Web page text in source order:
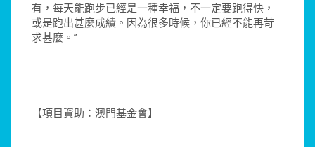
有，每天能跑步已經是一種幸福，不一定要跑得快，
或是跑出甚麼成績。因為很多時候，你已經不能再苛
求甚麼。”
【項目資助：澳門基金會】